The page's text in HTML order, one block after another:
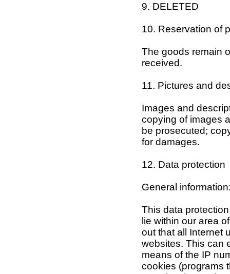
9. DELETED
10. Reservation of
The goods remain
received.
11. Pictures and
Images and
copying of images
be prosecuted;
for damages.
12. Data protection
General
This data
lie within our area
out that all Internet
websites. This can
means of the IP
cookies (programs